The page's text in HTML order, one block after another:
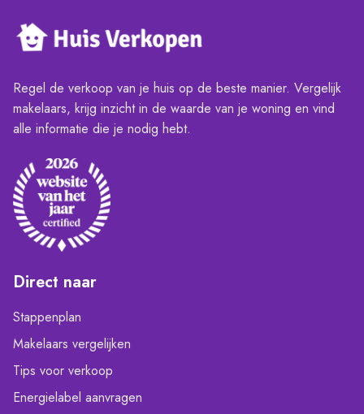
Regel de verkoop van je huis op de beste manier. Vergelijk
makelaars, krijg inzicht in de waarde van je woning en vind
alle informatie die je nodig hebt.
Direct naar
Stappenplan
Makelaars vergelijken
Tips voor verkoop
Energielabel aanvragen